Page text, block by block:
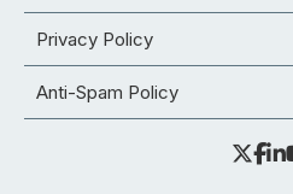
Privacy Policy
Anti-Spam Policy